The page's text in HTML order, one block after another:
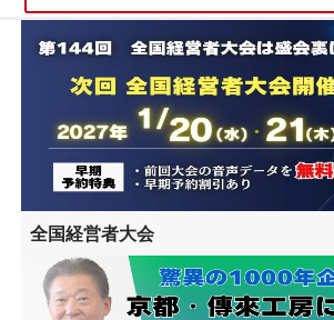
特集一覧
講師セレクトが選ばれる理由
ブログ・コラム
はじめての方へ
ご相談・お見積
全国経営者大会